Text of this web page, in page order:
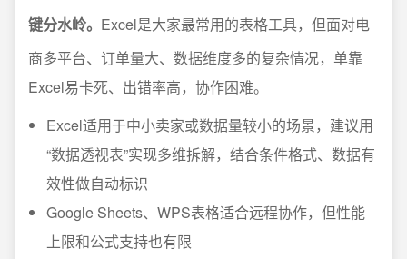
键分水岭。 Excel是大家最常用的表格工具，但面对电
商多平台、订单量大、数据维度多的复杂情况，单靠
Excel易卡死、出错率高，协作困难。
Excel适用于中小卖家或数据量较小的场景，建议用
“数据透视表”实现多维拆解，结合条件格式、数据有
效性做自动标识
Google Sheets、WPS表格适合远程协作，但性能
上限和公式支持也有限